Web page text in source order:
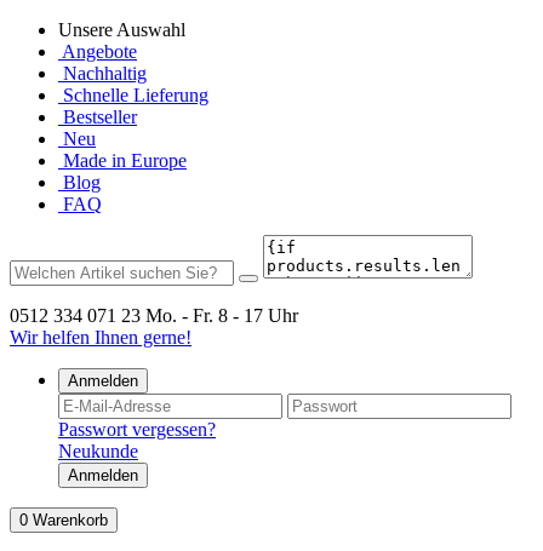
Unsere Auswahl
Angebote
Nachhaltig
Schnelle Lieferung
Bestseller
Neu
Made in Europe
Blog
FAQ
0512 334 071 23 Mo. - Fr. 8 - 17 Uhr
Wir helfen Ihnen gerne!
Anmelden
Passwort vergessen?
Neukunde
Anmelden
0 Warenkorb